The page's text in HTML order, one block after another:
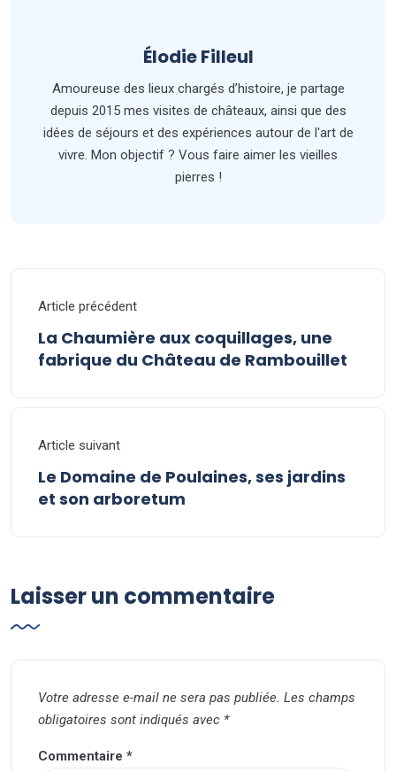
Élodie Filleul
Amoureuse des lieux chargés d’histoire, je partage
depuis 2015 mes visites de châteaux, ainsi que des
idées de séjours et des expériences autour de l'art de
vivre. Mon objectif ? Vous faire aimer les vieilles
pierres !
Article précédent
La Chaumière aux coquillages, une
fabrique du Château de Rambouillet
Article suivant
Le Domaine de Poulaines, ses jardins
et son arboretum
Laisser un commentaire
Votre adresse e-mail ne sera pas publiée. Les champs
obligatoires sont indiqués avec *
Commentaire *